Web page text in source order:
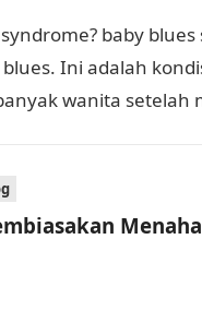
baby blues
Ini adalah
wanita setelah